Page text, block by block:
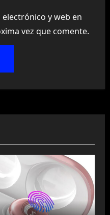
y web en
vez que comente.